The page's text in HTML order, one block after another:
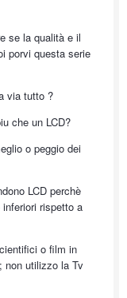
se la qualità e il
porvi questa serie
via tutto ?
che un LCD?
o peggio dei
LCD perchè
rispetto a
o film in
non utilizzo la Tv